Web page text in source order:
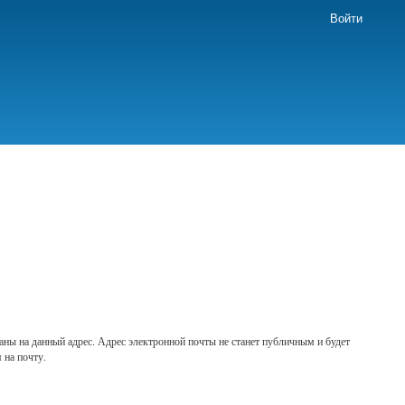
Войти
на данный адрес. Адрес электронной почты не станет публичным и будет
на почту.